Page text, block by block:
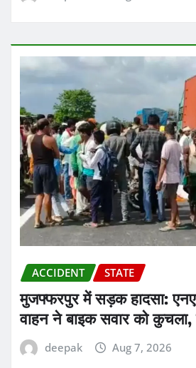
ACCIDENT STATE
मुजफ्फरपुर में सड़क हादसा:
वाहन ने बाइक सवार को कुचला,
deepak Aug 7, 2026